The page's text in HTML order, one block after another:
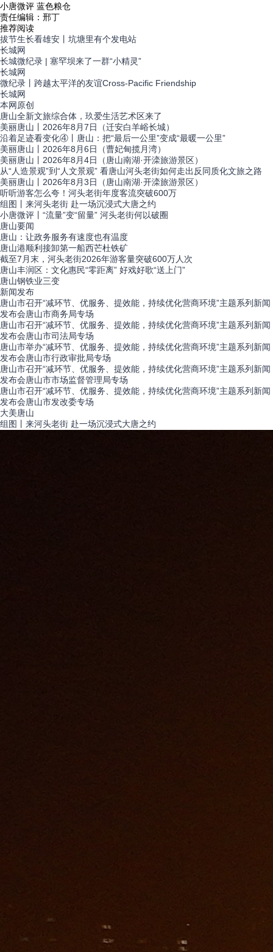
小唐微评 蓝色粮仓
责任编辑：邢丁
推荐阅读
拔节生长看雄安丨坑塘里有个发电站
长城网
长城微纪录 | 塞罕坝来了一群“小精灵”
长城网
微纪录丨跨越太平洋的友谊Cross-Pacific Friendship
长城网
本网 原创
唐山全新文旅综合体，玖爱生活艺术区来了
美丽唐山丨2026年8月7日（迁安白羊峪长城）
沿着足迹看变化④丨唐山：把“最后一公里”变成“最暖一公里”
美丽唐山丨2026年8月6日（曹妃甸揽月湾）
美丽唐山丨2026年8月4日（唐山南湖·开滦旅游景区）
从“人造景观”到“人文景观” 看唐山河头老街如何走出反同质化文旅之路
美丽唐山丨2026年8月3日（唐山南湖·开滦旅游景区）
听听游客怎么夸！河头老街年度客流突破600万
组图丨来河头老街 赴一场沉浸式大唐之约
小唐微评丨“流量”变“留量” 河头老街何以破圈
唐山要闻
唐山：让政务服务有速度也有温度
唐山港顺利接卸第一船西芒杜铁矿
截至7月末，河头老街2026年游客量突破600万人次
唐山丰润区：文化惠民“零距离” 好戏好歌“送上门”
唐山钢铁业三变
新闻发布
唐山市召开“减环节、优服务、提效能，持续优化营商环境”主题系列新闻
发布会唐山市商务局专场
唐山市召开“减环节、优服务、提效能，持续优化营商环境”主题系列新闻
发布会唐山市司法局专场
唐山市举办“减环节、优服务、提效能，持续优化营商环境”主题系列新闻
发布会唐山市行政审批局专场
唐山市召开“减环节、优服务、提效能，持续优化营商环境”主题系列新闻
发布会唐山市市场监督管理局专场
唐山市召开“减环节、优服务、提效能，持续优化营商环境”主题系列新闻
发布会唐山市发改委专场
大美唐山
组图丨来河头老街 赴一场沉浸式大唐之约